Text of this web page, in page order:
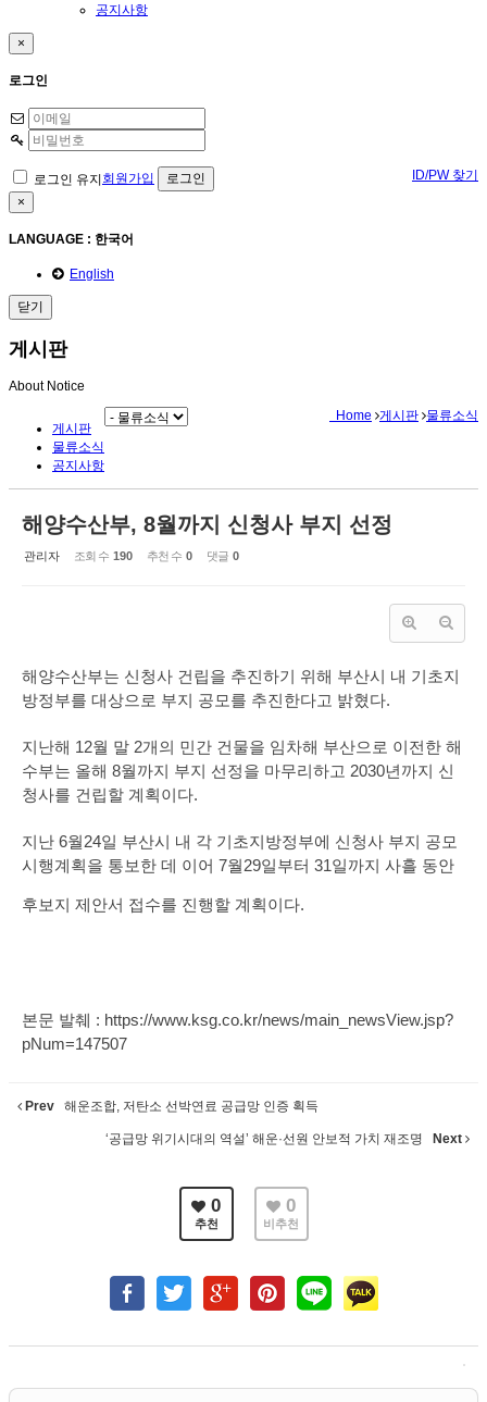
공지사항
×
로그인
로그인 유지 ID/PW 찾기
회원가입
×
LANGUAGE : 한국어
English
닫기
게시판
About Notice
게시판
물류소식
공지사항
Home 게시판 물류소식
해양수산부, 8월까지 신청사 부지 선정
관리자 조회 수 190 추천 수 0 댓글 0
해양수산부는 신청사 건립을 추진하기 위해 부산시 내 기초지
방정부를 대상으로 부지 공모를 추진한다고 밝혔다.
지난해 12월 말 2개의 민간 건물을 임차해 부산으로 이전한 해
수부는 올해 8월까지 부지 선정을 마무리하고 2030년까지 신
청사를 건립할 계획이다.
지난 6월24일 부산시 내 각 기초지방정부에 신청사 부지 공모
시행계획을 통보한 데 이어 7월29일부터 31일까지 사흘 동안
후보지 제안서 접수를 진행할 계획이다.
본문 발췌 : https://www.ksg.co.kr/news/main_newsView.jsp?
pNum=147507
Prev 해운조합, 저탄소 선박연료 공급망 인증 획득
‘공급망 위기시대의 역설’ 해운·선원 안보적 가치 재조명 Next
0
추천
0
비추천